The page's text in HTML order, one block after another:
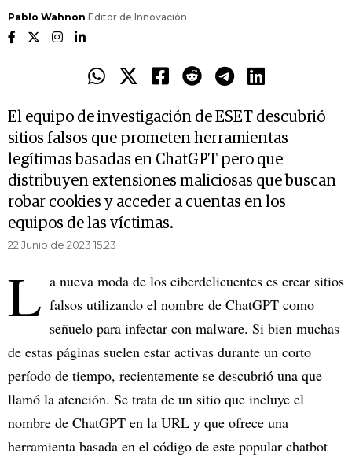
Pablo Wahnon Editor de Innovación
El equipo de investigación de ESET descubrió
sitios falsos que prometen herramientas
legítimas basadas en ChatGPT pero que
distribuyen extensiones maliciosas que buscan
robar cookies y acceder a cuentas en los
equipos de las víctimas.
22 Junio de 2023 15.23
L a nueva moda de los ciberdelicuentes es crear sitios
falsos utilizando el nombre de ChatGPT como
señuelo para infectar con malware. Si bien muchas
de estas páginas suelen estar activas durante un corto
período de tiempo, recientemente se descubrió una que
llamó la atención. Se trata de un sitio que incluye el
nombre de ChatGPT en la URL y que ofrece una
herramienta basada en el código de este popular chatbot